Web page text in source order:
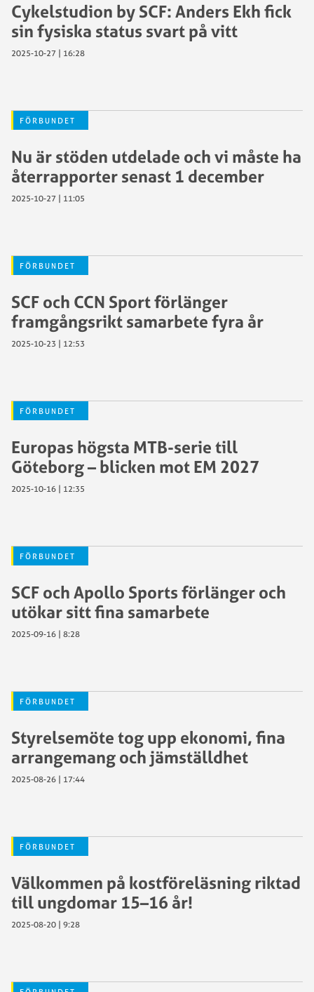
Cykelstudion by SCF: Anders Ekh fick
sin fysiska status svart på vitt
2025-10-27 | 16:28
FÖRBUNDET
Nu är stöden utdelade och vi måste ha
återrapporter senast 1 december
2025-10-27 | 11:05
FÖRBUNDET
SCF och CCN Sport förlänger
framgångsrikt samarbete fyra år
2025-10-23 | 12:53
FÖRBUNDET
Europas högsta MTB-serie till
Göteborg – blicken mot EM 2027
2025-10-16 | 12:35
FÖRBUNDET
SCF och Apollo Sports förlänger och
utökar sitt fina samarbete
2025-09-16 | 8:28
FÖRBUNDET
Styrelsemöte tog upp ekonomi, fina
arrangemang och jämställdhet
2025-08-26 | 17:44
FÖRBUNDET
Välkommen på kostföreläsning riktad
till ungdomar 15–16 år!
2025-08-20 | 9:28